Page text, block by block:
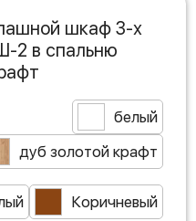
шкаф 3-х
2 в спальню
белый
дуб золотой крафт
Коричневый